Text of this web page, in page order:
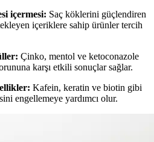
içermesi: Saç köklerini güçlendiren
içeriklere sahip ürünler tercih
Çinko, mentol ve ketoconazole
karşı etkili sonuçlar sağlar.
Kafein, keratin ve biotin gibi
engellemeye yardımcı olur.